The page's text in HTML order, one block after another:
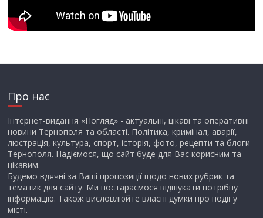
Про нас
Інтернет-видання «Погляд» - актуальні, цікаві та оперативні
новини Тернополя та області. Політика, кримінал, аварії,
люстрація, культура, спорт, історія, фото, рецепти та блоги
Тернополя. Надіємося, що сайт буде для Вас корисним та
цікавим.
Будемо вдячні за Ваші пропозиції щодо нових рубрик та
тематик для сайту. Ми постараємося відшукати потрібну
інформацію. Також висловлюйте власні думки про події у
місті.